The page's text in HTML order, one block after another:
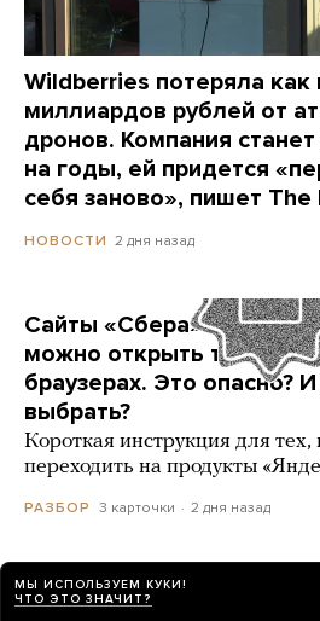
Wildberries потеряла
миллиардов рублей от
дронов. Компания
на годы, ей придется
себя заново», пишет The
НОВОСТИ 2 дня назад
Сайты «Сбера» и других
можно открыть только в
браузерах. Это опасно?
выбрать?
Короткая инструкция для тех,
переходить на продукты
РАЗБОР 3 карточки 2 дня назад
МЫ ИСПОЛЬЗУЕМ КУКИ!
ЧТО ЭТО ЗНАЧИТ?